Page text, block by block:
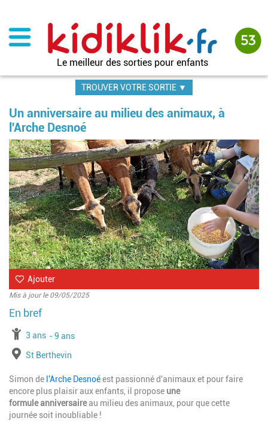
contenu
principal
Le meilleur des sorties pour enfants
TROUVER VOTRE SORTIE ▼
Un anniversaire au milieu des animaux, à
l'Arche Desnoé
Ajouter
Mis à jour le 09/05/2025
à partir de
3 ans jusqu'à l'âge de
9 ans
Lieu
St Berthevin
Simon de l'Arche Desnoéest passionné d'animaux et pour faire
encore plus plaisir aux enfants, il propose une
formule anniversaireau milieu des animaux, pour que cette
journée soit inoubliable !